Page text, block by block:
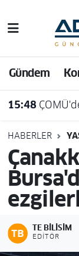
Gündem
15:48 ÇOMÜ'de
HABERLER
TE BILISIM
EDITÖR
Hava
Trafik
Süper
Tüm
Son
Haber